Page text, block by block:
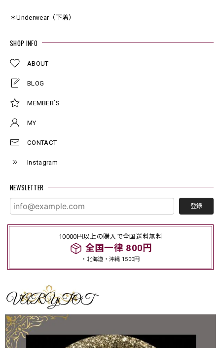
＊Underwear（下着）
SHOP INFO
ABOUT
BLOG
MEMBER`S
MY
CONTACT
Instagram
NEWSLETTER
登録
10000円以上の購入で全国送料無料
全国一律 800円
・北海道・沖縄 1500円